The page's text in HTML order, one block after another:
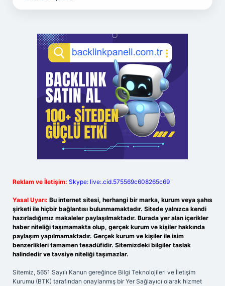
Reklam ve İletişim: Skype: live:.cid.575569c608265c69
Yasal Uyarı: Bu internet sitesi, herhangi bir marka, kurum veya şahıs
şirketi ile hiçbir bağlantısı bulunmamaktadır. Sitede yalnızca kendi
hazırladığımız makaleler paylaşılmaktadır. Burada yer alan içerikler
haber niteliği taşımamakta olup, gerçek kurum ve kişiler hakkında
paylaşım yapılmamaktadır. Gerçek kurum ve kişiler ile isim
benzerlikleri tamamen tesadüfidir. Sitemizdeki bilgiler taslak
halindedir ve tavsiye niteliği taşımazlar.
Sitemiz, 5651 Sayılı Kanun gereğince Bilgi Teknolojileri ve İletişim
Kurumu (BTK) tarafından onaylanmış bir Yer Sağlayıcı olarak hizmet